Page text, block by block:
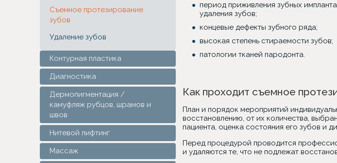
Съемное протезирование
зубов
Удаление зубов
Контурная пластика
Диагностика
Дермопигментация /
камуфляж рубцов, шрамов и
швов
Нитевой лифтинг
Массаж
период приживления зубных
удаления зубов;
концевые дефекты зубного ряда;
высокая степень стираемости зубов;
патологии тканей пародонта.
Как проходит съемное
План и порядок мероприятий
восстановлению, от их количества,
пациента, оценка состояния его зубов и
Перед процедурой проводится
и удаляются те, что не подлежат